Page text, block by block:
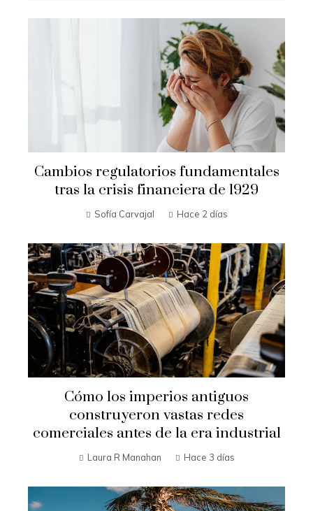
Cambios regulatorios fundamentales
tras la crisis financiera de 1929
Sofía Carvajal Hace 2 días
Cómo los imperios antiguos
construyeron vastas redes
comerciales antes de la era industrial
Laura R Manahan Hace 3 días